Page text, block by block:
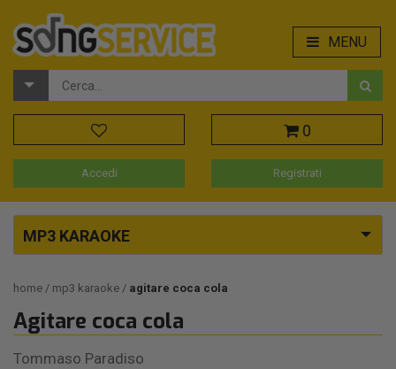
MENU
0
Accedi Registrati
MP3 KARAOKE
home mp3 karaoke agitare coca cola
Agitare coca cola
Tommaso Paradiso